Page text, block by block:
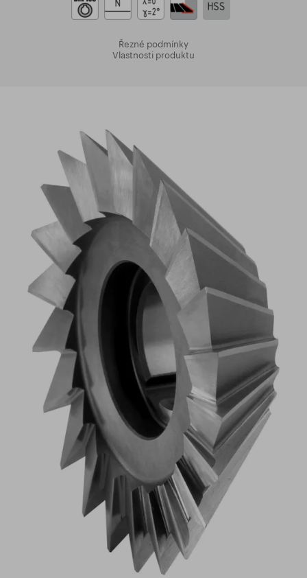
Řezné podmínky
Vlastnosti produktu